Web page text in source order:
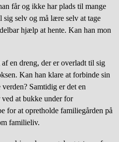
får og ikke har plads til mange
sig selv og må lære selv at tage
hjælp at hente. Kan han mon
en dreng, der er overladt til sig
Kan han klare at forbinde sin
Samtidig er det en
at bukke under for
for at opretholde familiegården på
familieliv.